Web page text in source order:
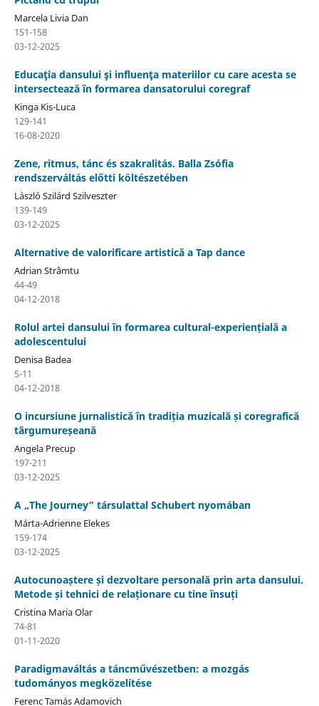
Marcela Livia Dan
151-158
03-12-2025
Educaţia dansului şi influenţa materiilor cu care acesta se
intersectează în formarea dansatorului coregraf
Kinga Kis-Luca
129-141
16-08-2020
Zene, ritmus, tánc és szakralitás. Balla Zsófia
rendszerváltás előtti költészetében
László Szilárd Szilveszter
139-149
03-12-2025
Alternative de valorificare artistică a Tap dance
Adrian Strâmtu
44-49
04-12-2018
Rolul artei dansului în formarea cultural-experiențială a
adolescentului
Denisa Badea
5-11
04-12-2018
O incursiune jurnalistică în tradiția muzicală și coregrafică
târgumureșeană
Angela Precup
197-211
03-12-2025
A „The Journey” társulattal Schubert nyomában
Márta-Adrienne Elekes
159-174
03-12-2025
Autocunoaștere și dezvoltare personală prin arta dansului.
Metode și tehnici de relaționare cu tine însuți
Cristina Maria Olar
74-81
01-11-2020
Paradigmaváltás a táncművészetben: a mozgás
tudományos megközelítése
Ferenc Tamás Adamovich